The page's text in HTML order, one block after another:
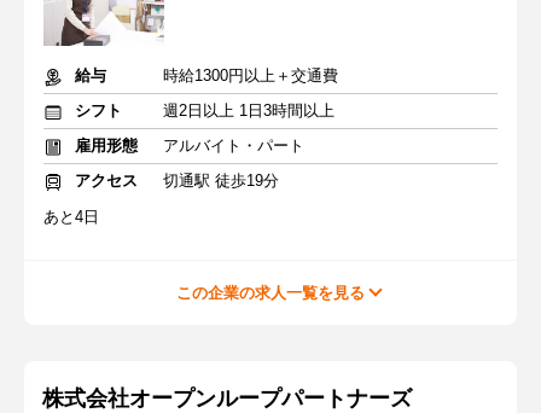
給与
時給1300円以上＋交通費
シフト
週2日以上 1日3時間以上
雇用形態
アルバイト・パート
アクセス
切通駅 徒歩19分
あと4日
この企業の求人一覧を見る
株式会社オープンループパートナーズ